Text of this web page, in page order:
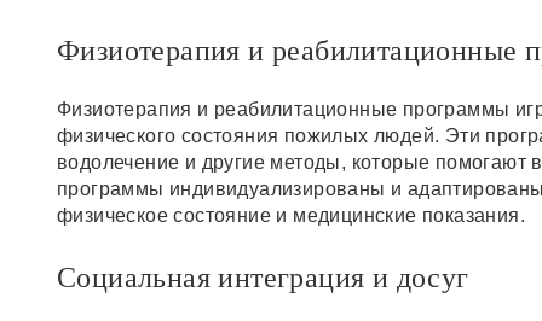
Физиотерапия и реабилитационные
Физиотерапия и реабилитационные программы
физического состояния пожилых людей. Эти
водолечение и другие методы, которые помогают
программы индивидуализированы и
физическое состояние и медицинские показания.
Социальная интеграция и досуг